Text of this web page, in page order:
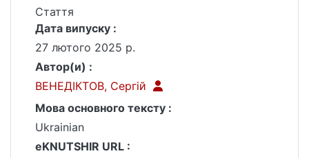
Стаття
Дата випуску :
27 лютого 2025 р.
Автор(и) :
ВЕНЕДІКТОВ, Сергій
Мова основного тексту :
Ukrainian
eKNUTSHIR URL :